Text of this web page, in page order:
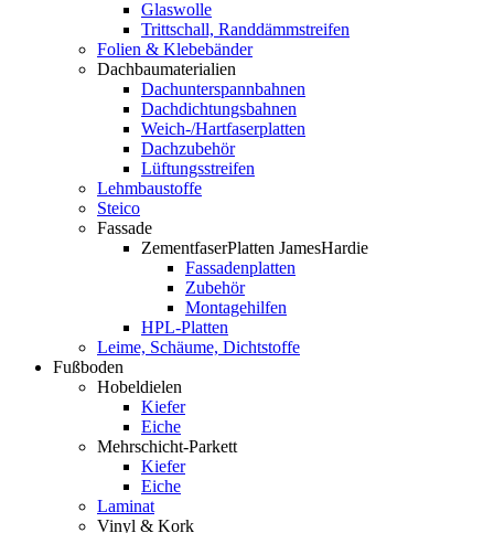
Glaswolle
Trittschall, Randdämmstreifen
Folien & Klebebänder
Dachbaumaterialien
Dachunterspannbahnen
Dachdichtungsbahnen
Weich-/Hartfaserplatten
Dachzubehör
Lüftungsstreifen
Lehmbaustoffe
Steico
Fassade
ZementfaserPlatten JamesHardie
Fassadenplatten
Zubehör
Montagehilfen
HPL-Platten
Leime, Schäume, Dichtstoffe
Fußboden
Hobeldielen
Kiefer
Eiche
Mehrschicht-Parkett
Kiefer
Eiche
Laminat
Vinyl & Kork